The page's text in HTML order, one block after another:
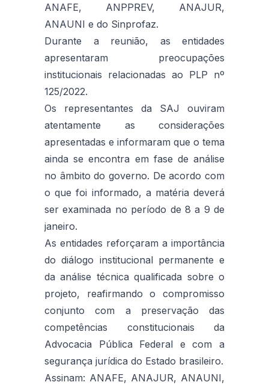
ANAFE, ANPPREV, ANAJUR,
ANAUNI e do Sinprofaz.
Durante a reunião, as entidades
apresentaram preocupações
institucionais relacionadas ao PLP nº
125/2022.
Os representantes da SAJ ouviram
atentamente as considerações
apresentadas e informaram que o tema
ainda se encontra em fase de análise
no âmbito do governo. De acordo com
o que foi informado, a matéria deverá
ser examinada no período de 8 a 9 de
janeiro.
As entidades reforçaram a importância
do diálogo institucional permanente e
da análise técnica qualificada sobre o
projeto, reafirmando o compromisso
conjunto com a preservação das
competências constitucionais da
Advocacia Pública Federal e com a
segurança jurídica do Estado brasileiro.
Assinam: ANAFE, ANAJUR, ANAUNI,